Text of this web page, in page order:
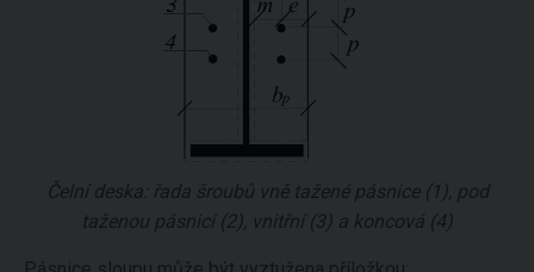
Čelní deska: řada šroubů vně tažené pásnice (1), pod
taženou pásnicí (2), vnitřní (3) a koncová (4)